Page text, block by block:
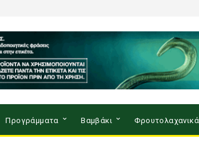
Προγράμματα Βαμβάκι Φρουτολαχανικά